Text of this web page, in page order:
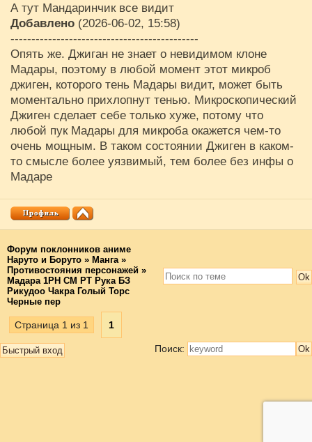
А тут Мандаринчик все видит
Добавлено (2026-06-02, 15:58)
---------------------------------------------
Опять же. Джиган не знает о невидимом клоне
Мадары, поэтому в любой момент этот микроб
джиген, которого тень Мадары видит, может быть
моментально прихлопнут тенью. Микроскопический
Джиген сделает себе только хуже, потому что
любой пук Мадары для микроба окажется чем-то
очень мощным. В таком состоянии Джиген в каком-
то смысле более уязвимый, тем более без инфы о
Мадаре
Форум поклонников аниме
Наруто и Боруто » Манга »
Противостояния персонажей »
Мадара 1РН СМ РТ Рука БЗ
Рикудоо Чакра Голый Торс
Черные пер
Страница 1 из 1 1
Поиск: